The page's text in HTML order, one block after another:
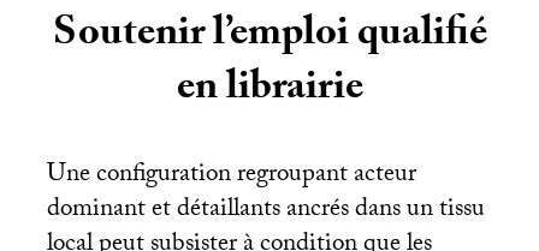
Soutenir l’emploi qualifié
en librairie
Une configuration regroupant acteur
dominant et détaillants ancrés dans un tissu